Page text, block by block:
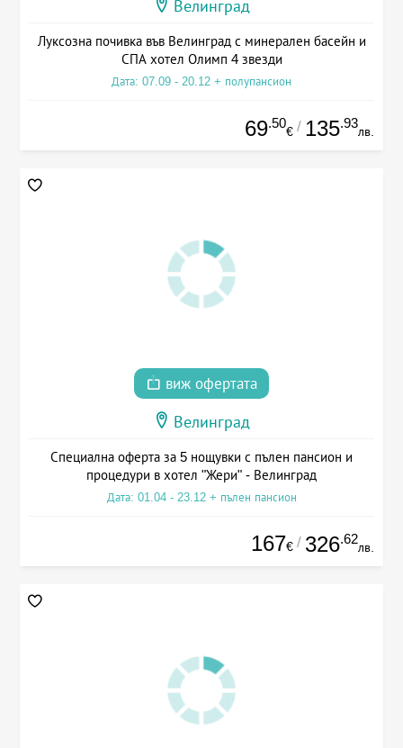
Велинград
Луксозна почивка във Велинград с минерален басейн и
СПА хотел Олимп 4 звезди
Дата: 07.09 - 20.12 + полупансион
69.50
€ / 135.93
лв.
виж офертата
Велинград
Специална оферта за 5 нощувки с пълен пансион и
процедури в хотел "Жери" - Велинград
Дата: 01.04 - 23.12 + пълен пансион
167€ / 326.62
лв.